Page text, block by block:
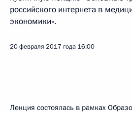
российского интернета в
экономики».
20 февраля 2017 года 16:00
Лекция состоялась в рамках